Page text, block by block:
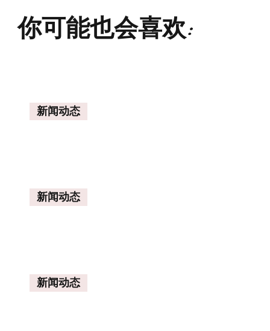
你可能也会喜欢:
新闻动态
新闻动态
新闻动态